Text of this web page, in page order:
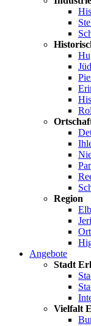
Region
Angebote
Stadt
Vielfalt